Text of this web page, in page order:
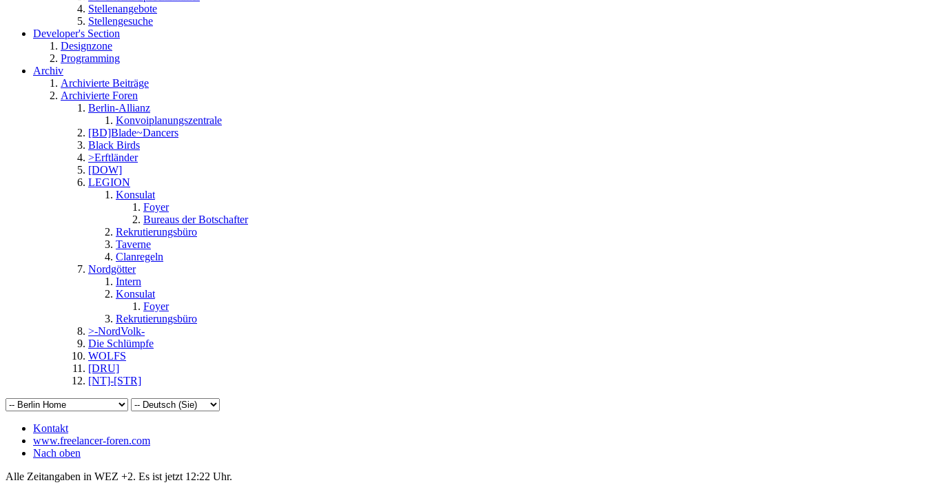
Stellenangebote
Stellengesuche
Developer's Section
Designzone
Programming
Archiv
Archivierte Beiträge
Archivierte Foren
Berlin-Allianz
Konvoiplanungszentrale
[BD]Blade~Dancers
Black Birds
>Erftländer
[DOW]
LEGION
Konsulat
Foyer
Bureaus der Botschafter
Rekrutierungsbüro
Taverne
Clanregeln
Nordgötter
Intern
Konsulat
Foyer
Rekrutierungsbüro
>-NordVolk-
Die Schlümpfe
WOLFS
[DRU]
[NT]-[STR]
Kontakt
www.freelancer-foren.com
Nach oben
Alle Zeitangaben in WEZ +2. Es ist jetzt 12:22 Uhr.